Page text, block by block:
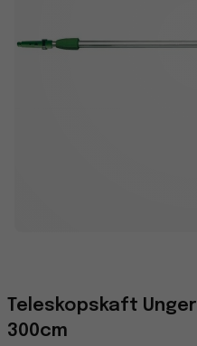
Teleskopskaft
300cm